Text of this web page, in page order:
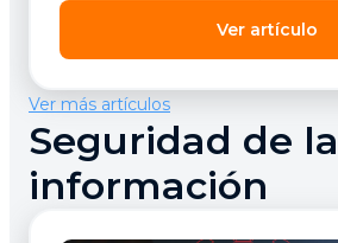
Ver artículo
Ver más artículos
Seguridad de la
información